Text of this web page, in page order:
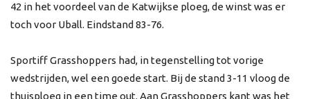
42 in het voordeel van de Katwijkse ploeg, de winst was er
toch voor Uball. Eindstand 83-76.
Sportiff Grasshoppers had, in tegenstelling tot vorige
wedstrijden, wel een goede start. Bij de stand 3-11 vloog de
thuisploeg in een time out. Aan Grasshoppers kant was het